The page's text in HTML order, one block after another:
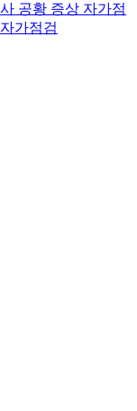
공황 증상 자가점
가점검